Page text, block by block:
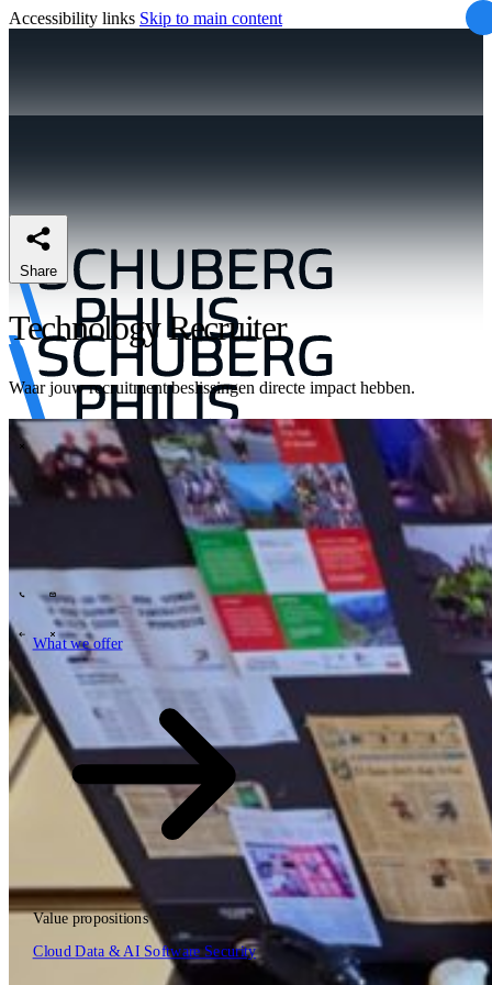
Accessibility links Skip to main content
What we offer
What we offer
Value propositions
CloudData & AI Software Security
Open searchfield
Search
EN
How we work Insights Industries Tech Partners
Who we are News Careers Contact
\
\ \
What we offer
Share
Technology Recruiter
Waar jouw recruitment beslissingen directe impact hebben.